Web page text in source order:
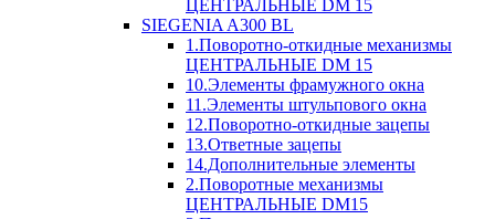
ЦЕНТРАЛЬНЫЕ DM 15
SIEGENIA A300 BL
1.Поворотно-откидные механизмы
ЦЕНТРАЛЬНЫЕ DM 15
10.Элементы фрамужного окна
11.Элементы штульпового окна
12.Поворотно-откидные зацепы
13.Ответные зацепы
14.Дополнительные элементы
2.Поворотные механизмы
ЦЕНТРАЛЬНЫЕ DM15